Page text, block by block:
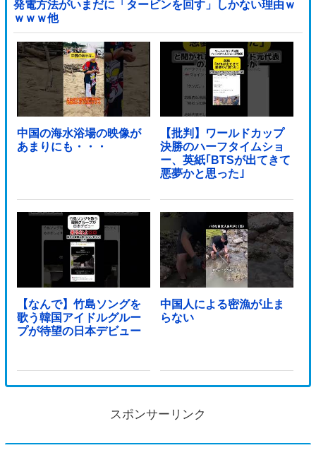
発電方法がいまだに「タービンを回す」しかない理由ｗ
ｗｗｗ他
中国の海水浴場の映像が
あまりにも・・・
【批判】ワールドカップ
決勝のハーフタイムショ
ー、英紙｢BTSが出てきて
悪夢かと思った｣
【なんで】竹島ソングを
歌う韓国アイドルグルー
プが待望の日本デビュー
中国人による密漁が止ま
らない
スポンサーリンク